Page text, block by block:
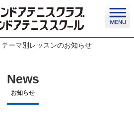
テーマ別レッスンのお知らせ
News
お知らせ